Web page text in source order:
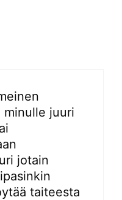
minulle juuri
jotain
taiteesta